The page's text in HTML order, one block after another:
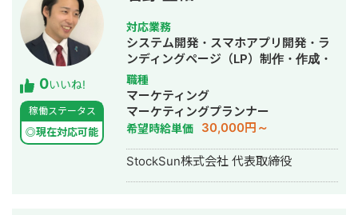
マーケターとして活動。現在はWebコ
ンサルティング会社を創設し、法人と
してStockSunに参画。
0いいね!
稼働ステータス
◎現在対応可能
対応業務
システム開発・スマホアプリ開発・ラ
ンディングページ（LP）制作・作成・
Youtubeチャンネル運営代行・立ち上
げ・ECサイト構築・ネットショップ作
成代行・SEO対策・新規事業立上・
SNS運用代行・ホームページ制作・作
成・リスティング広告運用代行・動画
制作・動画編集
職種
マーケティング
マーケティングプランナー
希望時給単価 30,000円～
StockSun株式会社 代表取締役